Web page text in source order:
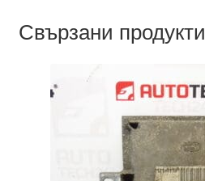
Свързани продукти